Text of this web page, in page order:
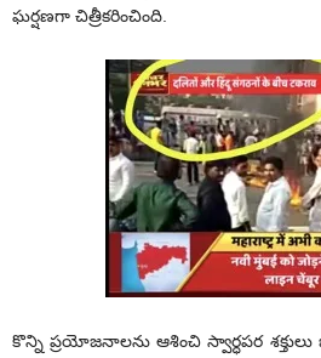
ఘర్షణగా చిత్రీకరించింది.
కొన్ని ప్రయోజనాలను ఆశించి స్వార్ధపర